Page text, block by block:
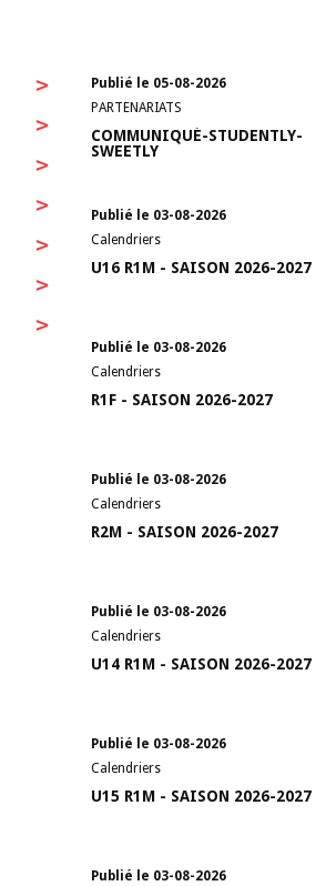
>
>
>
>
>
>
>
Publié le 05-08-2026
PARTENARIATS
COMMUNIQUÉ-STUDENTLY-
SWEETLY
Publié le 03-08-2026
Calendriers
U16 R1M - SAISON 2026-2027
Publié le 03-08-2026
Calendriers
R1F - SAISON 2026-2027
Publié le 03-08-2026
Calendriers
R2M - SAISON 2026-2027
Publié le 03-08-2026
Calendriers
U14 R1M - SAISON 2026-2027
Publié le 03-08-2026
Calendriers
U15 R1M - SAISON 2026-2027
Publié le 03-08-2026